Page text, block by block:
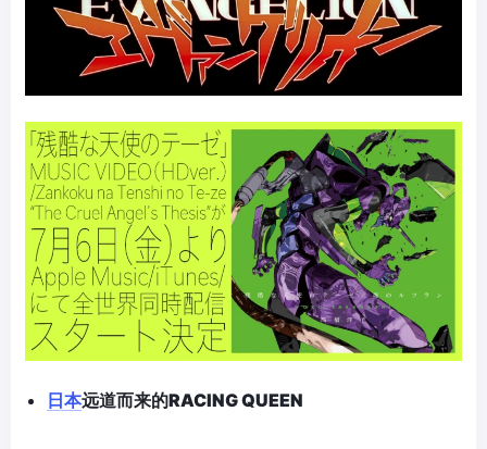
日本远道而来的RACING QUEEN